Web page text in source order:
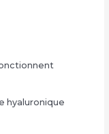
hyaluronique